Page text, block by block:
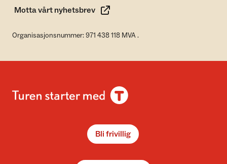
Motta vårt nyhetsbrev
Organisasjonsnummer: 971 438 118 MVA .
Bli frivillig